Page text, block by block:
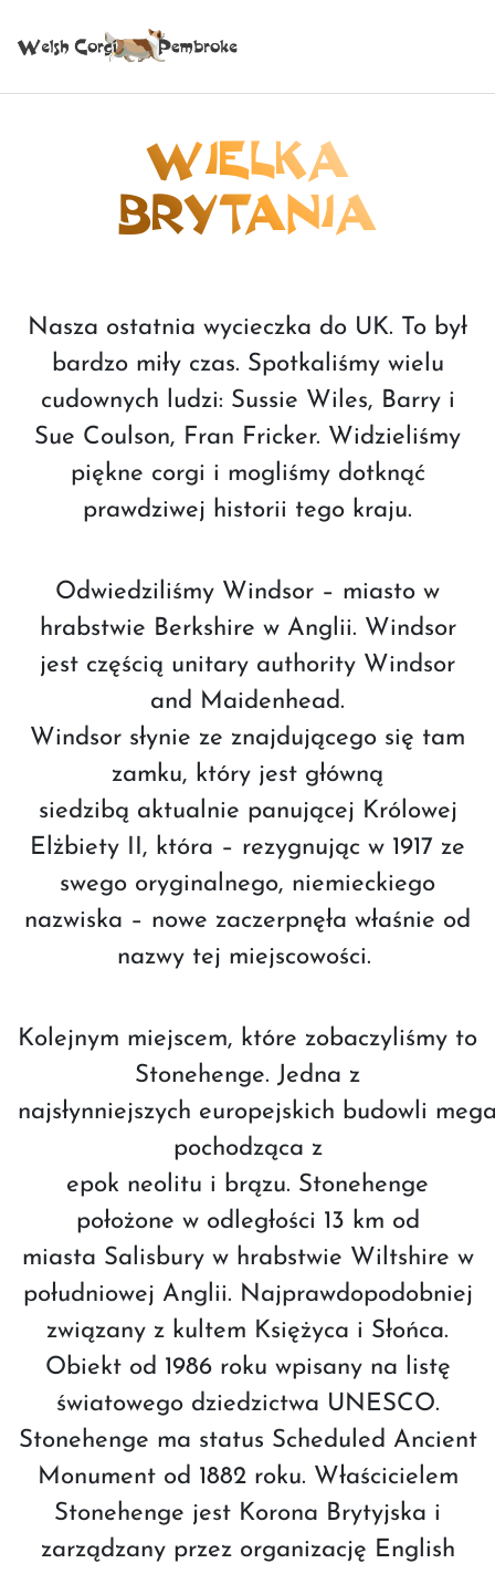
WIELKA
BRYTANIA
Nasza ostatnia wycieczka do UK. To był
bardzo miły czas. Spotkaliśmy wielu
cudownych ludzi: Sussie Wiles, Barry i
Sue Coulson, Fran Fricker. Widzieliśmy
piękne corgi i mogliśmy dotknąć
prawdziwej historii tego kraju.
Odwiedziliśmy Windsor – miasto w
hrabstwie Berkshire w Anglii. Windsor
jest częścią unitary authority Windsor
and Maidenhead.
Windsor słynie ze znajdującego się tam
zamku, który jest główną
siedzibą aktualnie panującej Królowej
Elżbiety II, która – rezygnując w 1917 ze
swego oryginalnego, niemieckiego
nazwiska – nowe zaczerpnęła właśnie od
nazwy tej miejscowości.
Kolejnym miejscem, które zobaczyliśmy to
Stonehenge. Jedna z
najsłynniejszych europejskich budowli
pochodząca z
epok neolitu i brązu. Stonehenge
położone w odległości 13 km od
miasta Salisbury w hrabstwie Wiltshire w
południowej Anglii. Najprawdopodobniej
związany z kultem Księżyca i Słońca.
Obiekt od 1986 roku wpisany na listę
światowego dziedzictwa UNESCO.
Stonehenge ma status Scheduled Ancient
Monument od 1882 roku. Właścicielem
Stonehenge jest Korona Brytyjska i
zarządzany przez organizację English